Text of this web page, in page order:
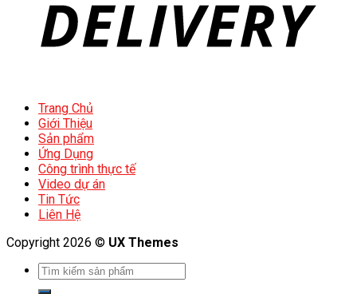
Trang Chủ
Giới Thiệu
Sản phẩm
Ứng Dụng
Công trình thực tế
Video dự án
Tin Tức
Liên Hệ
Copyright 2026 © UX Themes